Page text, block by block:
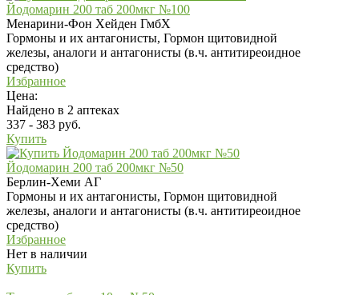
Йодомарин 200 таб 200мкг №100
Менарини-Фон Хейден ГмбХ
Гормоны и их антагонисты, Гормон щитовидной
железы, аналоги и антагонисты (в.ч. антитиреоидное
средство)
Избранное
Цена:
Найдено в 2 аптеках
337 - 383 руб.
Купить
Йодомарин 200 таб 200мкг №50
Берлин-Хеми АГ
Гормоны и их антагонисты, Гормон щитовидной
железы, аналоги и антагонисты (в.ч. антитиреоидное
средство)
Избранное
Нет в наличии
Купить